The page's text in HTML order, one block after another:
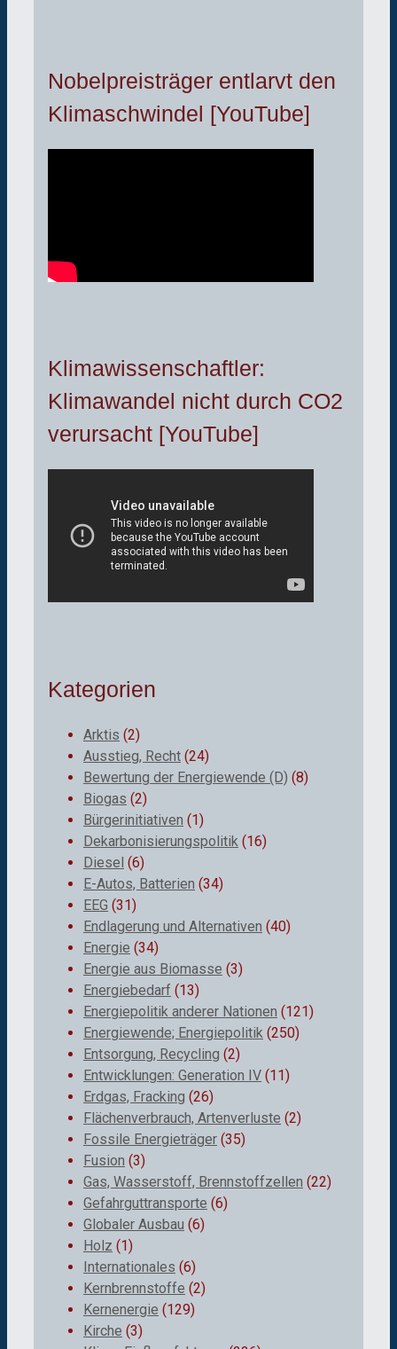
Nobelpreisträger entlarvt den
Klimaschwindel [YouTube]
Klimawissenschaftler:
Klimawandel nicht durch CO2
verursacht [YouTube]
Kategorien
Arktis (2)
Ausstieg, Recht (24)
Bewertung der Energiewende (D) (8)
Biogas (2)
Bürgerinitiativen (1)
Dekarbonisierungspolitik (16)
Diesel (6)
E-Autos, Batterien (34)
EEG (31)
Endlagerung und Alternativen (40)
Energie (34)
Energie aus Biomasse (3)
Energiebedarf (13)
Energiepolitik anderer Nationen (121)
Energiewende; Energiepolitik (250)
Entsorgung, Recycling (2)
Entwicklungen: Generation IV (11)
Erdgas, Fracking (26)
Flächenverbrauch, Artenverluste (2)
Fossile Energieträger (35)
Fusion (3)
Gas, Wasserstoff, Brennstoffzellen (22)
Gefahrguttransporte (6)
Globaler Ausbau (6)
Holz (1)
Internationales (6)
Kernbrennstoffe (2)
Kernenergie (129)
Kirche (3)